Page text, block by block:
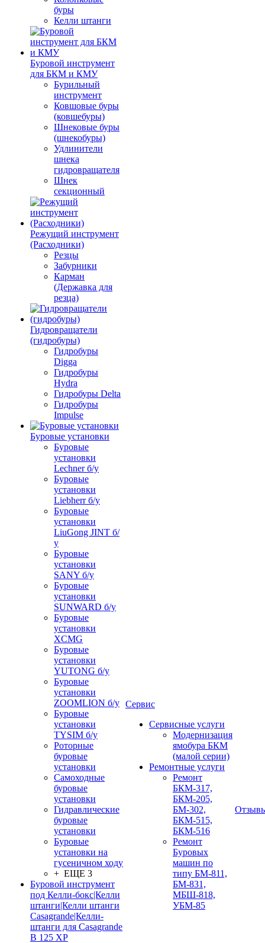
буры
Келли штанги
Буровой инструмент
для БКМ и КМУ
Бурильный
инструмент
Ковшовые буры
(ковшебуры)
Шнековые буры
(шнекобуры)
Удлинители
шнека
гидровращателя
Шнек
секционный
Режущий инструмент
(Расходники)
Резцы
Забурники
Карман
(Державка для
резца)
Гидровращатели
(гидробуры)
Гидробуры
Digga
Гидробуры
Hydra
Гидробуры Delta
Гидробуры
Impulse
Буровые установки
Буровые
установки
Lechner б/у
Буровые
установки
Liebherr б/у
Буровые
установки
LiuGong JINT б/
у
Буровые
установки
SANY б/у
Буровые
установки
SUNWARD б/у
Буровые
установки
XCMG
Буровые
установки
YUTONG б/у
Буровые
установки
ZOOMLION б/у
Буровые
установки
TYSIM б/у
Роторные
буровые
установки
Самоходные
буровые
установки
Гидравлические
буровые
установки
Буровые
установки на
гусеничном ходу
+ ЕЩЕ 3
Буровой инструмент
под Келли-бокс|Келли
штанги|Келли штанги
Casagrande|Келли-
штанги для Casagrande
B 125 XP
Сервис
Сервисные услуги
Модернизация
ямобура БКМ
(малой серии)
Ремонтные услуги
Ремонт
БКМ-317,
БКМ-205,
БМ-302,
БКМ-515,
БКМ-516
Ремонт
Буровых
машин по
типу БМ-811,
БМ-831,
МБШ-818,
УБМ-85